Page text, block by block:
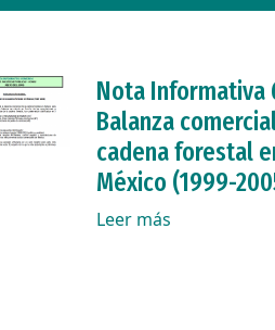
Nota Informativa
Balanza
cadena forestal
México (1999-
Leer más